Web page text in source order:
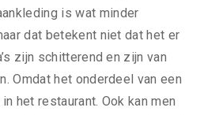
is wat minder
dat betekent niet dat het er
zijn schitterend en zijn van
Omdat het onderdeel van een
het restaurant. Ook kan men